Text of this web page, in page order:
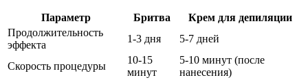
Параметр Бритва
Крем для депиляции
Продолжительность
эффекта
1-3 дня 5-7 дней
Скорость процедуры
10-15
минут
5-10 минут (после
нанесения)